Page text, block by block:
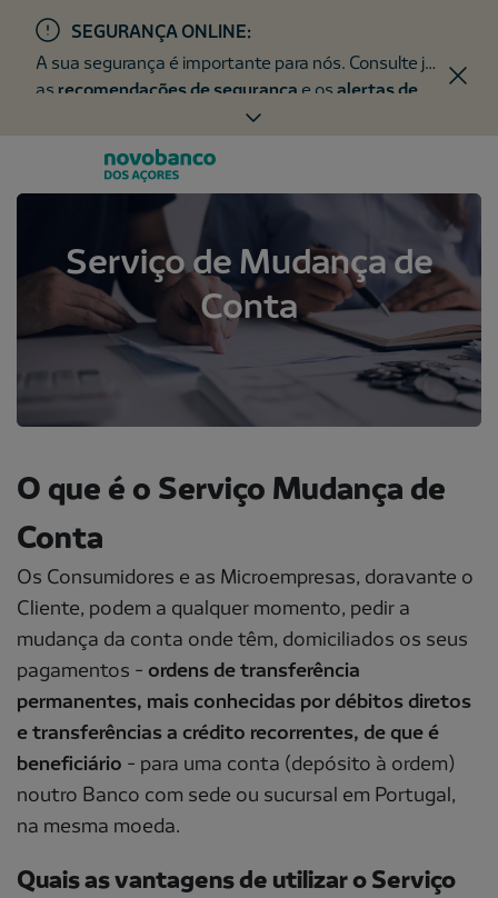
SEGURANÇA ONLINE:
A sua segurança é importante para nós. Consulte já
as recomendações de segurança e os alertas de
Serviço de Mudança de
Conta
O que é o Serviço Mudança de
Conta
Os Consumidores e as Microempresas, doravante o
Cliente, podem a qualquer momento, pedir a
mudança da conta onde têm, domiciliados os seus
pagamentos - ordens de transferência
permanentes, mais conhecidas por débitos diretos
e transferências a crédito recorrentes, de que é
beneficiário - para uma conta (depósito à ordem)
noutro Banco com sede ou sucursal em Portugal,
na mesma moeda.
Quais as vantagens de utilizar o Serviço